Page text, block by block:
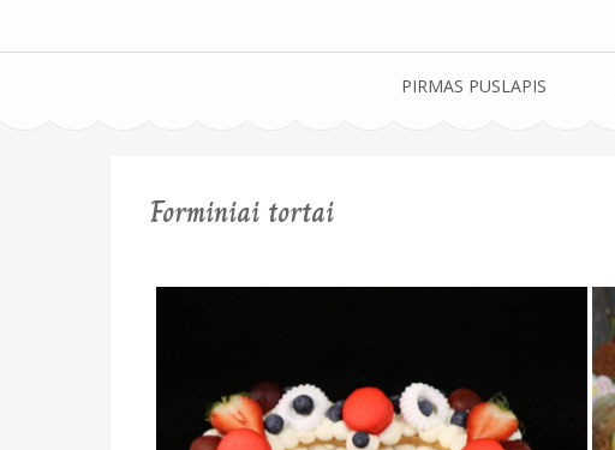
Konditerijos Dama
PIRMAS PUSLAPIS
Forminiai tortai